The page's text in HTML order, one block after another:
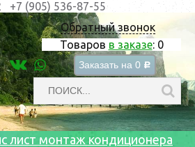
Обратный звонок
Товаров в заказе: 0
Заказать на 0 c
+7 (905) 536-87-55
лист монтаж кондиционера